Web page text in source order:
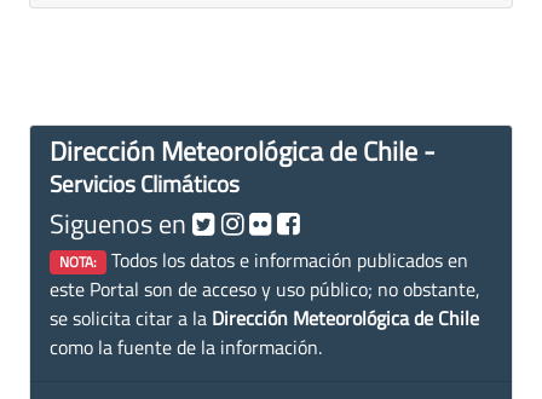
Dirección Meteorológica de Chile -
Servicios Climáticos
Siguenos en
NOTA: Todos los datos e información publicados en
este Portal son de acceso y uso público; no obstante,
se solicita citar a la Dirección Meteorológica de Chile
como la fuente de la información.